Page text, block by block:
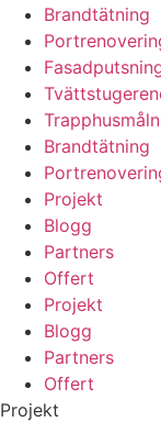
Brandtätning
Brandtätning
Projekt
Blogg
Partners
Offert
Projekt
Blogg
Partners
Offert
Projekt